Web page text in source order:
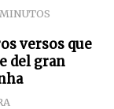
versos que
del gran